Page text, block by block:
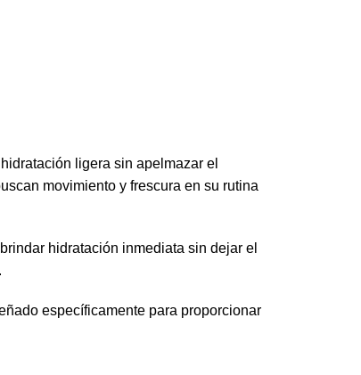
ligera sin apelmazar el
movimiento y frescura en su rutina
hidratación inmediata sin dejar el
específicamente para proporcionar